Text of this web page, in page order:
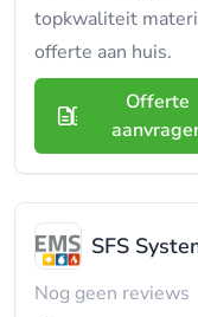
topkwaliteit
offerte aan huis.
Offerte
SFS
Nog geen reviews